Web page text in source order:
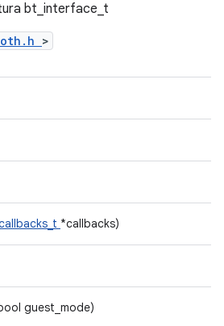
bt_interface_t
>
*callbacks)
guest_mode)